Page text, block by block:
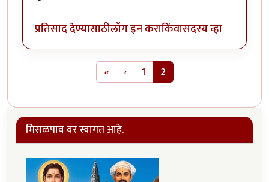
प्रतिसाद देण्यासाठीलॉग इन कराकिंवासदस्य व्हा
«First page
‹Previous page
1 2
मिसळपाव वर स्वागत आहे.